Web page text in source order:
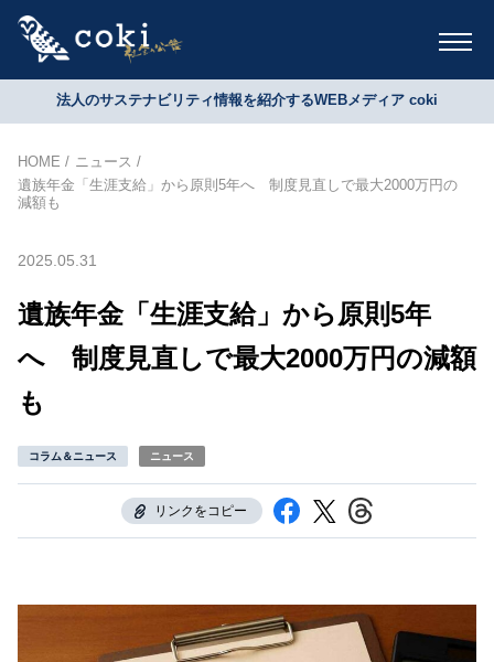
法人のサステナビリティ情報を紹介するWEBメディア coki
HOME
ニュース
遺族年金「生涯支給」から原則5年へ 制度見直しで最大2000万円の
減額も
2025.05.31
遺族年金「生涯支給」から原則5年
へ 制度見直しで最大2000万円の減額
も
コラム＆ニュース ニュース
リンクをコピー